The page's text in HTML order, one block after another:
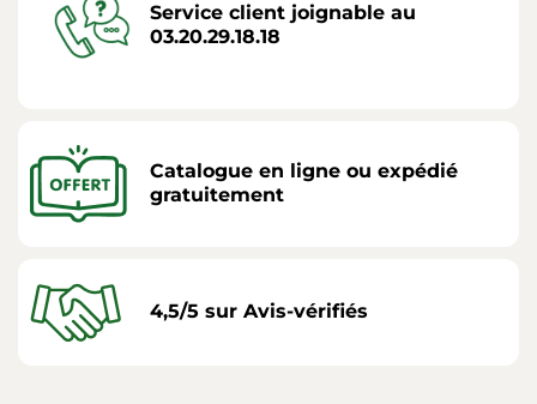
Service client joignable au
03.20.29.18.18
Catalogue en ligne ou expédié
gratuitement
4,5/5 sur Avis-vérifiés